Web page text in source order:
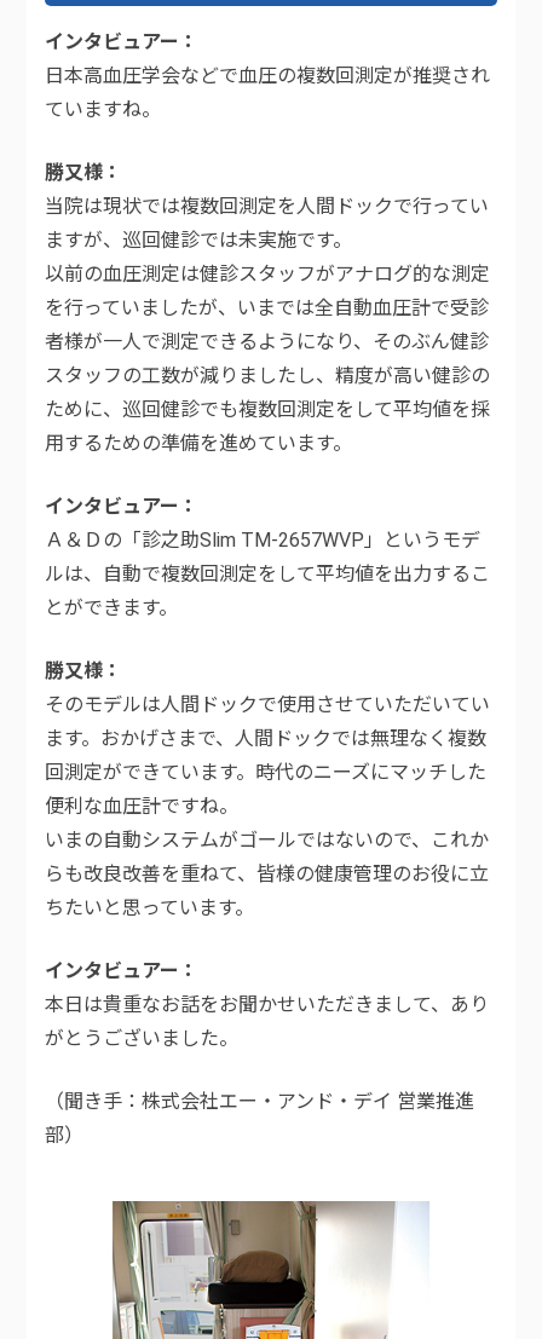
インタビュアー
日本高血圧学会などで血圧の複数回測定が推奨され
ていますね。
勝又様
当院は現状では複数回測定を人間ドックで行ってい
ますが、巡回健診では未実施です。
以前の血圧測定は健診スタッフがアナログ的な測定
を行っていましたが、いまでは全自動血圧計で受診
者様が一人で測定できるようになり、そのぶん健診
スタッフの工数が減りましたし、精度が高い健診の
ために、巡回健診でも複数回測定をして平均値を採
用するための準備を進めています。
インタビュアー
Ａ＆Ｄの「診之助Slim TM-2657WVP」というモデ
ルは、自動で複数回測定をして平均値を出力するこ
とができます。
勝又様
そのモデルは人間ドックで使用させていただいてい
ます。おかげさまで、人間ドックでは無理なく複数
回測定ができています。時代のニーズにマッチした
便利な血圧計ですね。
いまの自動システムがゴールではないので、これか
らも改良改善を重ねて、皆様の健康管理のお役に立
ちたいと思っています。
インタビュアー
本日は貴重なお話をお聞かせいただきまして、あり
がとうございました。
（聞き手：株式会社エー・アンド・デイ 営業推進
部）